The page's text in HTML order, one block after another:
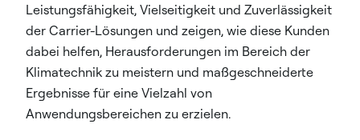
Leistungsfähigkeit, Vielseitigkeit und Zuverlässigkeit
der Carrier-Lösungen und zeigen, wie diese Kunden
dabei helfen, Herausforderungen im Bereich der
Klimatechnik zu meistern und maßgeschneiderte
Ergebnisse für eine Vielzahl von
Anwendungsbereichen zu erzielen.